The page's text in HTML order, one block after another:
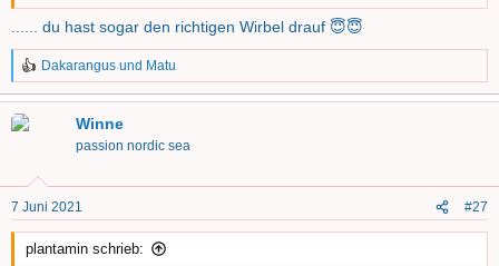
...... du hast sogar den richtigen Wirbel drauf 😇😇
R
e
k
e
n
Dakarangus und Matu
Winne
passion nordic sea
7 Juni 2021 #27
plantamin schrieb: